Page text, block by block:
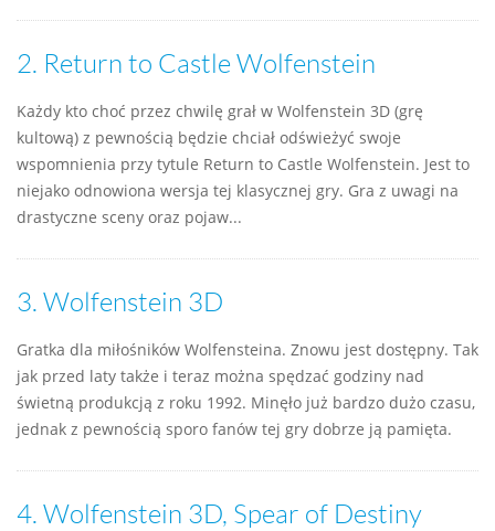
2. Return to Castle Wolfenstein
Każdy kto choć przez chwilę grał w Wolfenstein 3D (grę
kultową) z pewnością będzie chciał odświeżyć swoje
wspomnienia przy tytule Return to Castle Wolfenstein. Jest to
niejako odnowiona wersja tej klasycznej gry. Gra z uwagi na
drastyczne sceny oraz pojaw...
3. Wolfenstein 3D
Gratka dla miłośników Wolfensteina. Znowu jest dostępny. Tak
jak przed laty także i teraz można spędzać godziny nad
świetną produkcją z roku 1992. Minęło już bardzo dużo czasu,
jednak z pewnością sporo fanów tej gry dobrze ją pamięta.
4. Wolfenstein 3D, Spear of Destiny